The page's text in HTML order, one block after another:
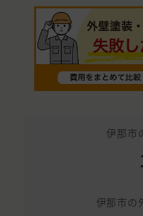
伊那市
伊那市の